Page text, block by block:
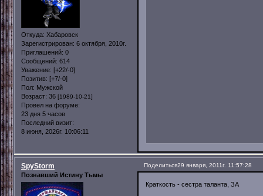
Откуда: Хабаровск
Зарегистрирован: 6 октября, 2010г.
Приглашений: 0
Сообщений: 614
Уважение: [+22/-0]
Позитив: [+7/-0]
Пол: Мужской
Возраст: 36 [1989-10-21]
Провел на форуме:
23 дня 5 часов
Последний визит:
8 июня, 2026г. 10:06:11
Поделиться29 января, 2011г. 11:57:28
SpyStorm
Познавший Истину Тьмы
Краткость - сестра таланта, ЗА